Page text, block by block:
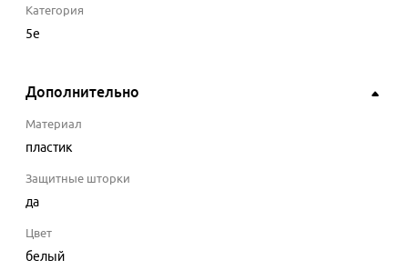
Категория
5e
Дополнительно
Материал
пластик
Защитные шторки
да
Цвет
белый